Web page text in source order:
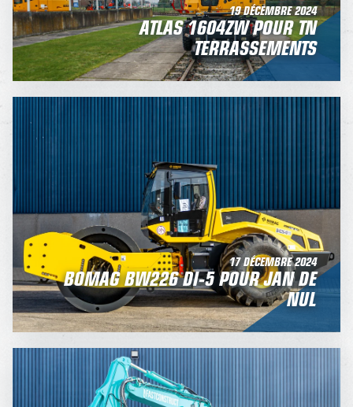
19 DÉCEMBRE 2024
ATLAS 1604ZW POUR TN
TERRASSEMENTS
17 DÉCEMBRE 2024
BOMAG BW226 DI-5 POUR JAN DE
NUL